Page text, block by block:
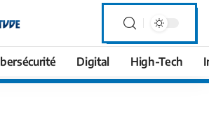
Digital High-Tech